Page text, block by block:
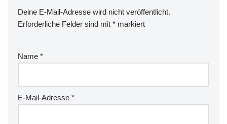
Deine E-Mail-Adresse wird nicht veröffentlicht.
Erforderliche Felder sind mit * markiert
Name *
E-Mail-Adresse *